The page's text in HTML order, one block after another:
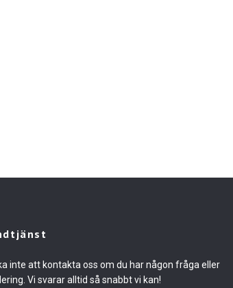
inte att kontakta oss om du har någon fråga eller
Vi svarar alltid så snabbt vi kan!